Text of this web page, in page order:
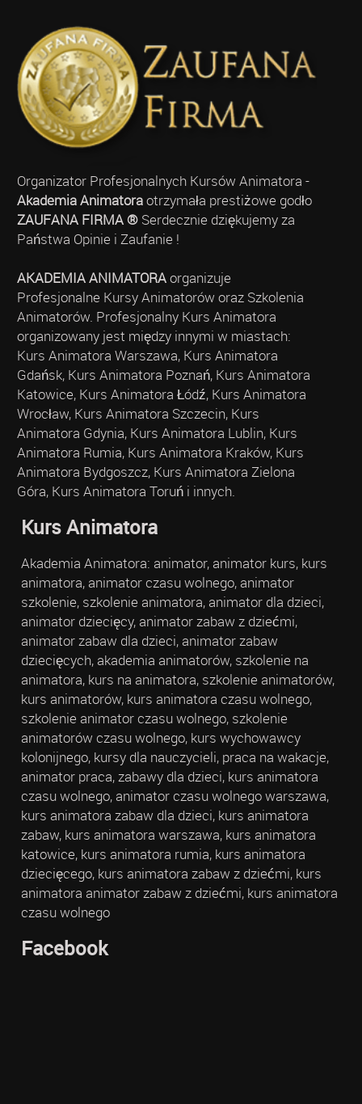
Organizator Profesjonalnych Kursów Animatora -
Akademia Animatoraotrzymała prestiżowe godło
ZAUFANA FIRMA ®Serdecznie dziękujemy za
Państwa Opinie i Zaufanie !
AKADEMIA ANIMATORAorganizuje
Profesjonalne Kursy Animatorów oraz Szkolenia
Animatorów. Profesjonalny Kurs Animatora
organizowany jest między innymi w miastach:
Kurs Animatora Warszawa, Kurs Animatora
Gdańsk, Kurs Animatora Poznań, Kurs Animatora
Katowice, Kurs Animatora Łódź, Kurs Animatora
Wrocław, Kurs Animatora Szczecin, Kurs
Animatora Gdynia, Kurs Animatora Lublin, Kurs
Animatora Rumia, Kurs Animatora Kraków, Kurs
Animatora Bydgoszcz, Kurs Animatora Zielona
Góra, Kurs Animatora Toruń i innych.
Kurs Animatora
Akademia Animatora: animator, animator kurs, kurs
animatora, animator czasu wolnego, animator
szkolenie, szkolenie animatora, animator dla dzieci,
animator dziecięcy, animator zabaw z dziećmi,
animator zabaw dla dzieci, animator zabaw
dziecięcych, akademia animatorów, szkolenie na
animatora, kurs na animatora, szkolenie animatorów,
kurs animatorów, kurs animatora czasu wolnego,
szkolenie animator czasu wolnego, szkolenie
animatorów czasu wolnego, kurs wychowawcy
kolonijnego, kursy dla nauczycieli, praca na wakacje,
animator praca, zabawy dla dzieci, kurs animatora
czasu wolnego, animator czasu wolnego warszawa,
kurs animatora zabaw dla dzieci, kurs animatora
zabaw, kurs animatora warszawa, kurs animatora
katowice, kurs animatora rumia, kurs animatora
dziecięcego, kurs animatora zabaw z dziećmi, kurs
animatora animator zabaw z dziećmi, kurs animatora
czasu wolnego
Facebook